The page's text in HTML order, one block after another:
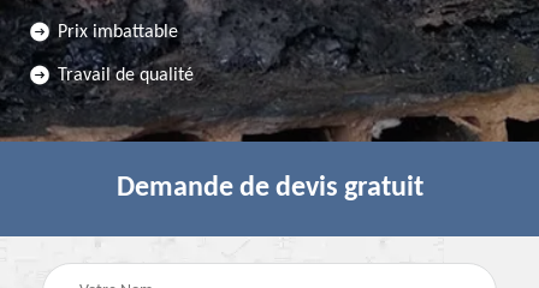
Prix imbattable
Travail de qualité
Demande de devis gratuit